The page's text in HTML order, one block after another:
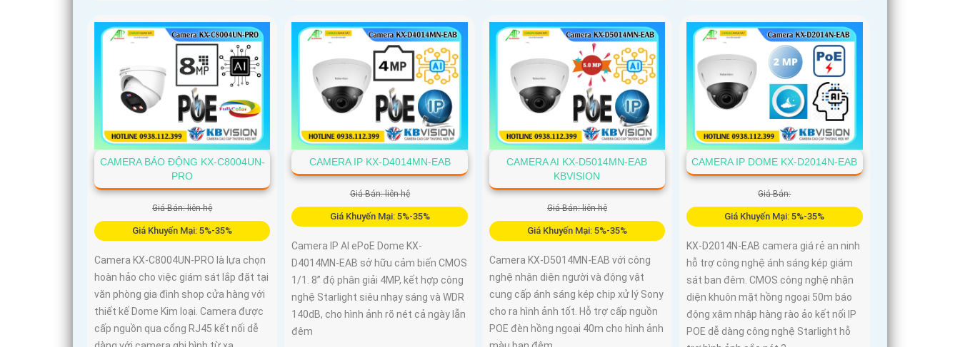
CAMERA BÁO ĐỘNG KX-C8004UN-
PRO
Giá Bán: liên hệ
Giá Khuyến Mại: 5%-35%
Camera KX-C8004UN-PRO là lựa chọn
hoàn hảo cho việc giám sát lắp đặt tại
văn phòng gia đình shop cửa hàng với
thiết kế Dome Kim loại. Camera được
cấp nguồn qua cổng RJ45 kết nối dễ
CAMERA IP KX-D4014MN-EAB
Giá Bán: liên hệ
Giá Khuyến Mại: 5%-35%
Camera IP AI ePoE Dome KX-
D4014MN-EAB sở hữu cảm biến CMOS
1/1. 8” độ phân giải 4MP, kết hợp công
nghệ Starlight siêu nhạy sáng và WDR
140dB, cho hình ảnh rõ nét cả ngày lẫn
đêm
CAMERA AI KX-D5014MN-EAB
KBVISION
Giá Bán: liên hệ
Giá Khuyến Mại: 5%-35%
Camera KX-D5014MN-EAB với công
nghệ nhận diện người và động vật
cung cấp ánh sáng kép chip xử lý Sony
cho ra hình ảnh tốt. Hỗ trợ cấp nguồn
POE đèn hồng ngoại 40m cho hình ảnh
CAMERA IP DOME KX-D2014N-EAB
Giá Bán:
Giá Khuyến Mại: 5%-35%
KX-D2014N-EAB camera giá rẻ an ninh
hỗ trợ công nghệ ánh sáng kép giám
sát ban đêm. CMOS công nghệ nhận
diện khuôn mặt hồng ngoại 50m báo
động xâm nhập hàng rào ảo kết nối IP
POE dễ dàng công nghệ Starlight hỗ